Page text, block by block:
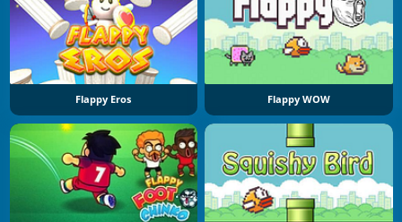
Flappy Eros Flappy WOW